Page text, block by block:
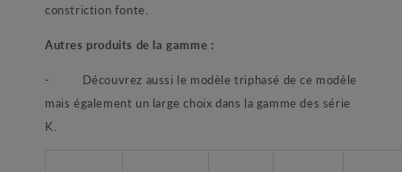
constriction fonte.
Autres produits de la gamme :
-
Découvrez aussi le modèle triphasé de ce modèle
mais également un large choix dans la gamme des série
K.